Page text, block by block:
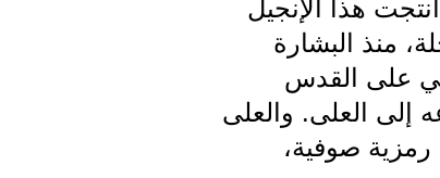
هذا الإنجيل
منذ البشارة
على القدس
إلى العلى. والعلى
رمزية صوفية،